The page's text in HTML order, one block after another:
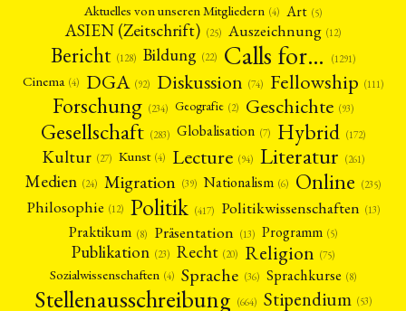
Aktuelles von unseren Mitgliedern (4) Art (5)
ASIEN (Zeitschrift) (25) Auszeichnung (12)
Bericht (128) Bildung (22) Calls for… (1291)
Cinema (4) DGA (92) Diskussion (74) Fellowship (111)
Forschung (234) Geografie (2) Geschichte (93)
Gesellschaft (283) Globalisation (7) Hybrid (172)
Kultur (27) Kunst (4) Lecture (94) Literatur (261)
Medien (24) Migration (39) Nationalism (6) Online (235)
Philosophie (12) Politik (417) Politikwissenschaften (13)
Praktikum (8) Präsentation (13) Programm (5)
Publikation (23) Recht (20) Religion (75)
Sozialwissenschaften (4) Sprache (36) Sprachkurse (8)
Stellenausschreibung (664) Stipendium (53)